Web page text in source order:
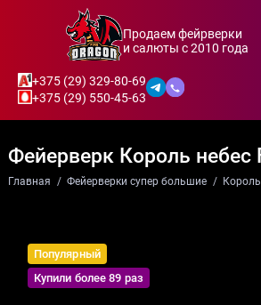
Продаем фейрверки
и салюты с 2010 года
+375 (29) 329-80-69
+375 (29) 550-45-63
Фейерверк Король небес
Главная Фейерверки супер большие
Популярный
Купили более 89 раз